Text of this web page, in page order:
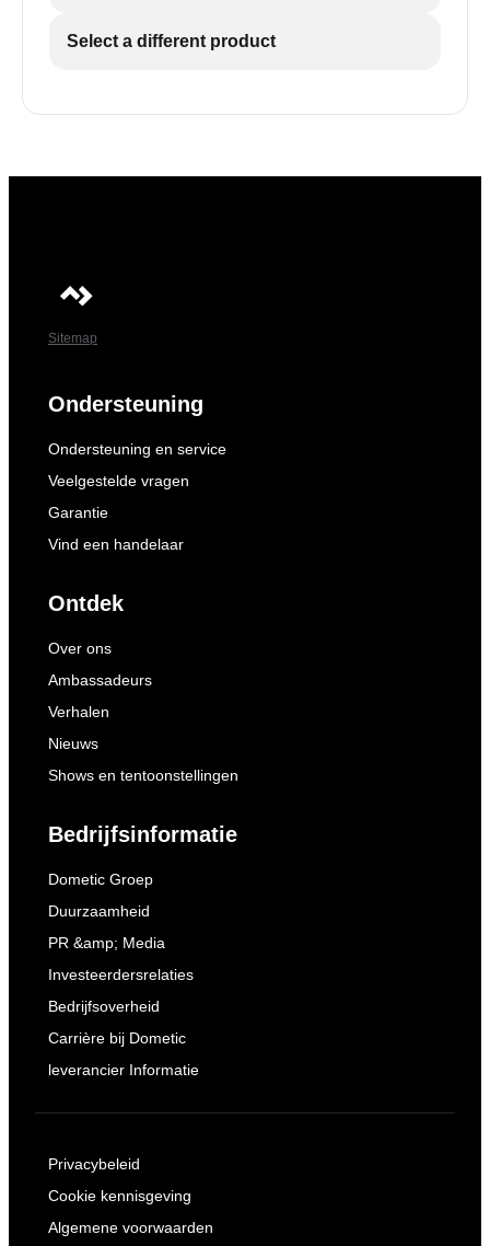
Select a different product
Sitemap
Ondersteuning
Ondersteuning en service
Veelgestelde vragen
Garantie
Vind een handelaar
Ontdek
Over ons
Ambassadeurs
Verhalen
Nieuws
Shows en tentoonstellingen
Bedrijfsinformatie
Dometic Groep
Duurzaamheid
PR &amp; Media
Investeerdersrelaties
Bedrijfsoverheid
Carrière bij Dometic
leverancier Informatie
Privacybeleid
Cookie kennisgeving
Algemene voorwaarden